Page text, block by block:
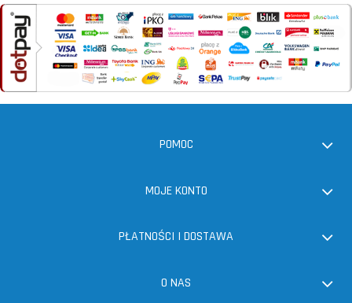
POMOC
MOJE KONTO
PŁATNOŚCI I DOSTAWA
O NAS